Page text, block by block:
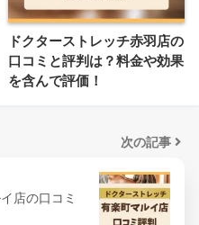
ドクターストレッチ赤羽店の
口コミと評判は？料金や効果
を含んで評価！
次の記事
店の口コミ